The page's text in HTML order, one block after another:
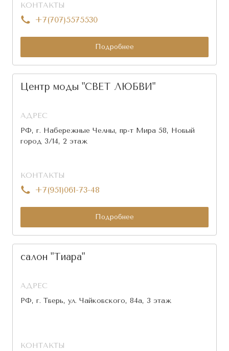
КОНТАКТЫ
+7(707)5575530
Подробнее
Центр моды "СВЕТ ЛЮБВИ"
АДРЕС
РФ, г. Набережные Челны, пр-т Мира 58, Новый
город 3/14, 2 этаж
КОНТАКТЫ
+7(951)061-73-48
Подробнее
салон "Тиара"
АДРЕС
РФ, г. Тверь, ул. Чайковского, 84а, 3 этаж
КОНТАКТЫ